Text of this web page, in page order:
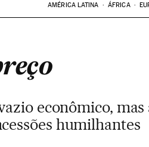
AMÉRICA LATINA ÁFRICA
econômico,
humilhantes